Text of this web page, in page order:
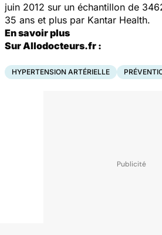
juin 2012 sur un échantillon de
35 ans et plus par Kantar Health.
En savoir plus
Sur Allodocteurs.fr :
HYPERTENSION ARTÉRIELLE